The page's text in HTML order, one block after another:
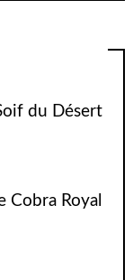
du Désert
Cobra Royal